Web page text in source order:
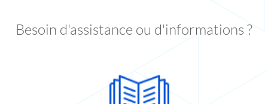
Besoin d'assistance ou d'informations ?